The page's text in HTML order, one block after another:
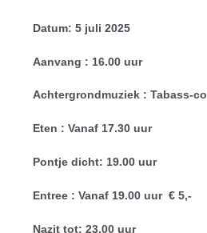
Datum: 5 juli 2025
Aanvang : 16.00 uur
Achtergrondmuziek : Tabass-co
Eten : Vanaf 17.30 uur
Pontje dicht: 19.00 uur
Entree : Vanaf 19.00 uur € 5,-
Nazit tot: 23.00 uur